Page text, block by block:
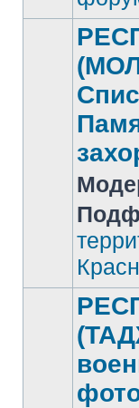
непрочитанных
сообщений